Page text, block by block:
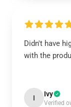
Didn't have
with the
I Ivy
Verified